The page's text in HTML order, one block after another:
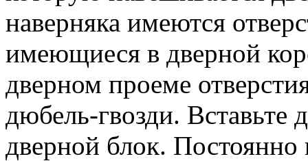
наверняка имеются
имеющиеся в дверной
дверном проеме
дюбель-гвозди. Вставьте
дверной блок.